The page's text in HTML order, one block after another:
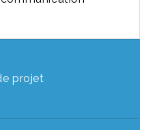
projet